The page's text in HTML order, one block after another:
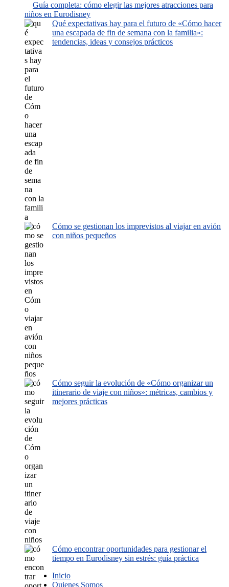
Guía completa: cómo elegir las mejores atracciones para
niños en Eurodisney
Qué expectativas hay para el futuro de «Cómo hacer
una escapada de fin de semana con la familia»:
tendencias, ideas y consejos prácticos
Cómo se gestionan los imprevistos al viajar en avión
con niños pequeños
Cómo seguir la evolución de «Cómo organizar un
itinerario de viaje con niños»: métricas, cambios y
mejores prácticas
Cómo encontrar oportunidades para gestionar el
tiempo en Eurodisney sin estrés: guía práctica
Inicio
Quienes Somos